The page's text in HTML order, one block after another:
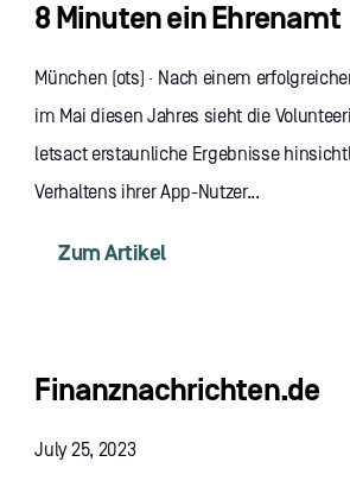
8 Minuten ein Ehrenamt
München (ots) · Nach einem
im Mai diesen Jahres sieht die
letsact erstaunliche Ergebnisse
Verhaltens ihrer App-Nutzer...
Zum Artikel
Finanznachrichten.de
July 25, 2023